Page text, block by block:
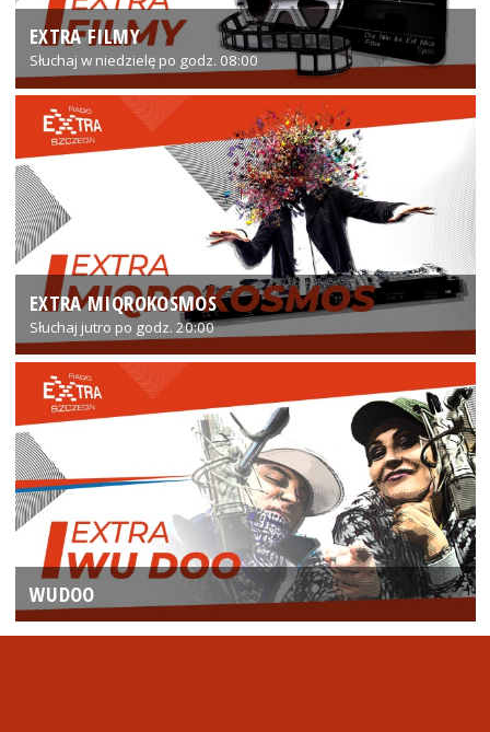
EXTRA FILMY
Słuchaj w niedzielę po godz. 08:00
EXTRA MIQROKOSMOS
Słuchaj jutro po godz. 20:00
WUDOO